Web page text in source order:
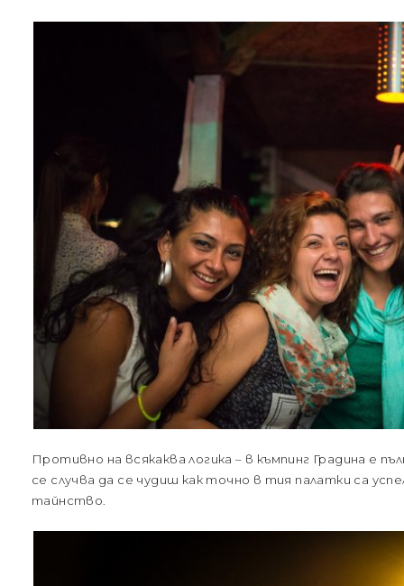
Противно на всякаква логика – в къмпинг Градина е
се случва да се чудиш как точно в тия палатки са
тайнство.